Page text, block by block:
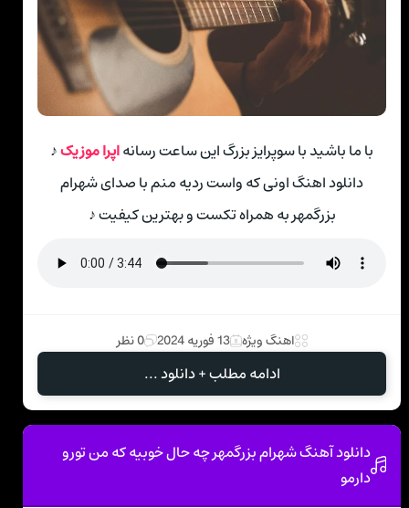
با ما باشید با سوپرایز بزرگ این ساعت رسانهاپرا موزیک♪
دانلود اهنگ اونی که واست ردیه منم با صدای شهرام
بزرگمهر به همراه تکست و بهترین کیفیت ♪
اهنگ ویژه 13 فوریه 2024 0 نظر
ادامه مطلب + دانلود ...
دانلود آهنگ شهرام بزرگمهر چه حال خوبیه که من تورو
دارمو